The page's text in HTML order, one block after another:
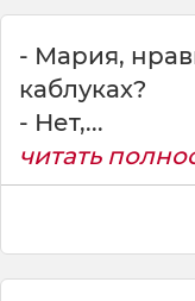
- Мария,
каблуках?
- Нет,...
читать